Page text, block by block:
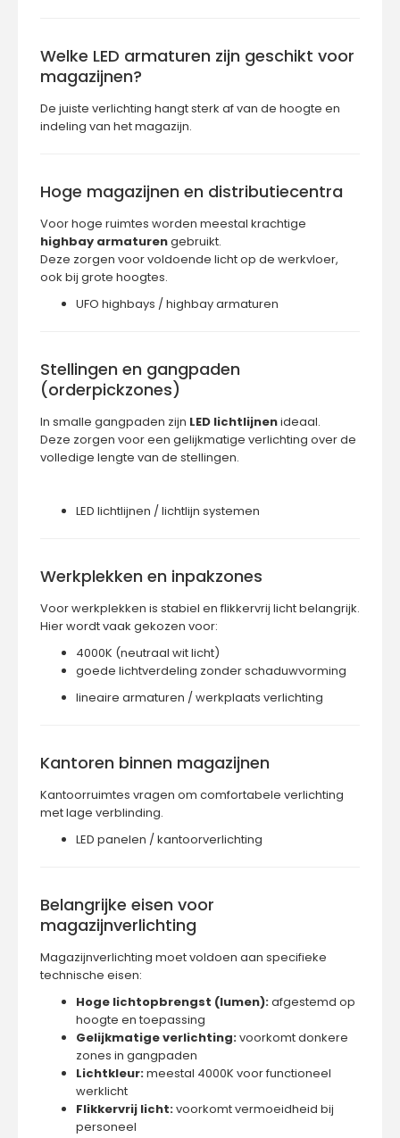
Welke LED armaturen zijn geschikt voor
magazijnen?
De juiste verlichting hangt sterk af van de hoogte en
indeling van het magazijn.
Hoge magazijnen en distributiecentra
Voor hoge ruimtes worden meestal krachtige
highbay armaturengebruikt.
Deze zorgen voor voldoende licht op de werkvloer,
ook bij grote hoogtes.
UFO highbays / highbay armaturen
Stellingen en gangpaden
(orderpickzones)
In smalle gangpaden zijn LED lichtlijnenideaal.
Deze zorgen voor een gelijkmatige verlichting over de
volledige lengte van de stellingen.
LED lichtlijnen / lichtlijn systemen
Werkplekken en inpakzones
Voor werkplekken is stabiel en flikkervrij licht belangrijk.
Hier wordt vaak gekozen voor:
4000K (neutraal wit licht)
goede lichtverdeling zonder schaduwvorming
lineaire armaturen / werkplaats verlichting
Kantoren binnen magazijnen
Kantoorruimtes vragen om comfortabele verlichting
met lage verblinding.
LED panelen / kantoorverlichting
Belangrijke eisen voor
magazijnverlichting
Magazijnverlichting moet voldoen aan specifieke
technische eisen:
Hoge lichtopbrengst (lumen):afgestemd op
hoogte en toepassing
Gelijkmatige verlichting:voorkomt donkere
zones in gangpaden
Lichtkleur:meestal 4000K voor functioneel
werklicht
Flikkervrij licht:voorkomt vermoeidheid bij
personeel